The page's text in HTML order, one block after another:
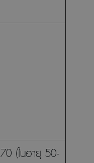
70 (ในอายุ 50-